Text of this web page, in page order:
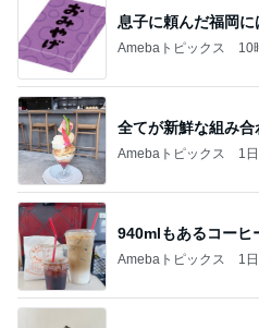
息子に頼んだ福岡
Amebaトピックス 10
全てが新鮮な組み合
Amebaトピックス 1
940mlもあるコーヒ
Amebaトピックス 1